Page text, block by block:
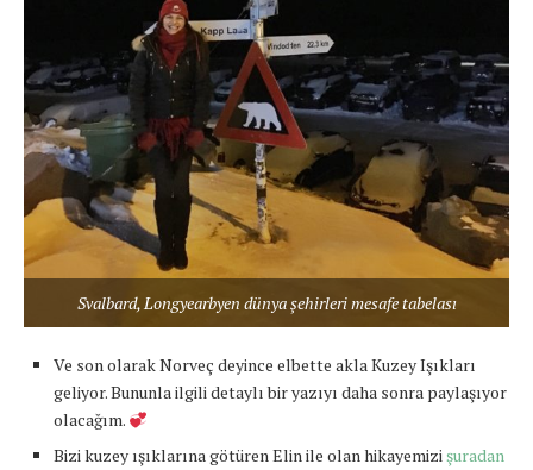
Svalbard, Longyearbyen dünya şehirleri mesafe tabelası
Ve son olarak Norveç deyince elbette akla Kuzey Işıkları
geliyor. Bununla ilgili detaylı bir yazıyı daha sonra paylaşıyor
olacağım.
Bizi kuzey ışıklarına götüren Elin ile olan hikayemizişuradan